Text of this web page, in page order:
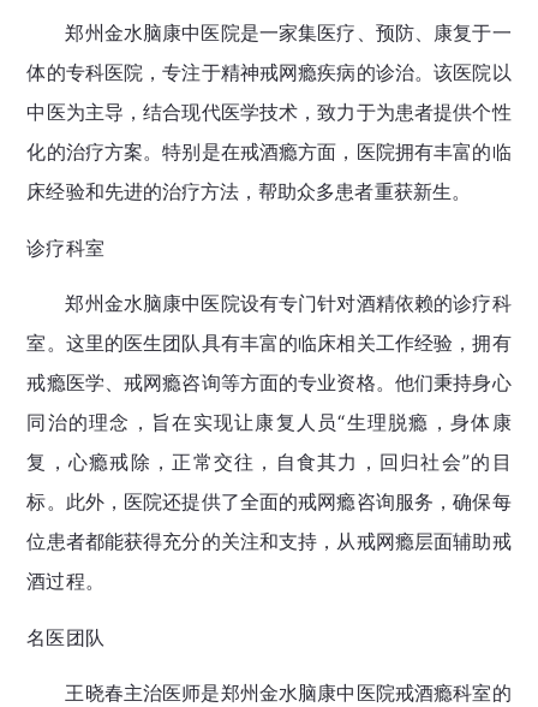
郑州金水脑康中医院是一家集医疗、预防、康复于一
体的专科医院，专注于精神戒网瘾疾病的诊治。该医院以
中医为主导，结合现代医学技术，致力于为患者提供个性
化的治疗方案。特别是在戒酒瘾方面，医院拥有丰富的临
床经验和先进的治疗方法，帮助众多患者重获新生。
诊疗科室
郑州金水脑康中医院设有专门针对酒精依赖的诊疗科
室。这里的医生团队具有丰富的临床相关工作经验，拥有
戒瘾医学、戒网瘾咨询等方面的专业资格。他们秉持身心
同治的理念，旨在实现让康复人员“生理脱瘾，身体康
复，心瘾戒除，正常交往，自食其力，回归社会”的目
标。此外，医院还提供了全面的戒网瘾咨询服务，确保每
位患者都能获得充分的关注和支持，从戒网瘾层面辅助戒
酒过程。
名医团队
王晓春主治医师是郑州金水脑康中医院戒酒瘾科室的